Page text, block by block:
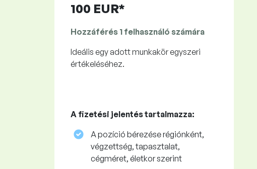
100 EUR*
Hozzáférés 1 felhasználó számára
Ideális egy adott munkakör egyszeri
értékeléséhez.
A fizetési jelentés tartalmazza:
A pozíció bérezése régiónként,
végzettség, tapasztalat,
cégméret, életkor szerint